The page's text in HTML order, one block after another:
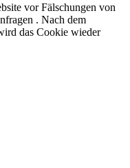
vor Fälschungen von
. Nach dem
das Cookie wieder